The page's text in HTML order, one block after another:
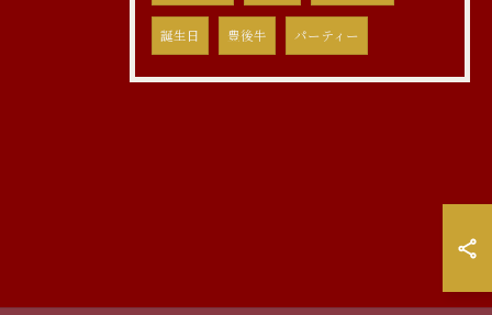
誕生日 豊後牛 パーティー